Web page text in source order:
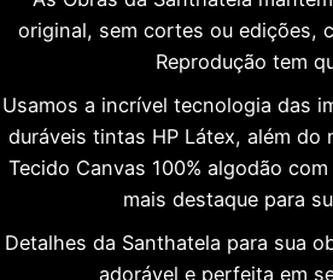
original, sem cortes ou edições,
Reprodução tem
Usamos a incrível tecnologia das
duráveis tintas HP Látex, além do
Tecido Canvas 100% algodão
mais destaque para
Detalhes da Santhatela para sua
adorável e perfeita em